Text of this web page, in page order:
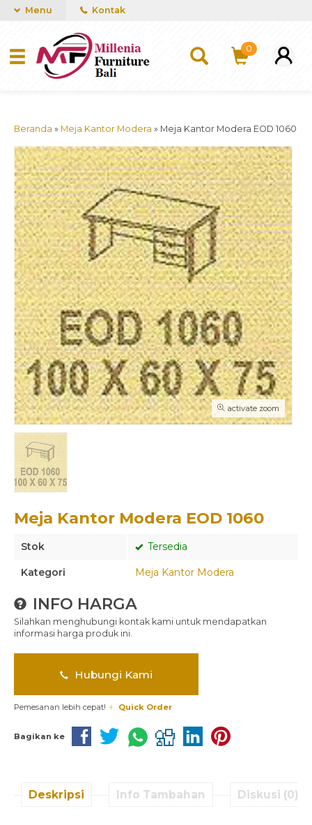
mUCn7CwGawCVTvwq7a99f4AgACOVgZvYEW65FFSDBf0
Menu Kontak
0
Beranda » Meja Kantor Modera » Meja Kantor Modera EOD 1060
activate zoom
Meja Kantor Modera EOD 1060
Stok Tersedia
Kategori Meja Kantor Modera
INFO HARGA
Silahkan menghubungi kontak kami untuk mendapatkan
informasi harga produk ini.
Hubungi Kami
Pemesanan lebih cepat! Quick Order
Bagikan ke
Deskripsi Info Tambahan Diskusi (0)